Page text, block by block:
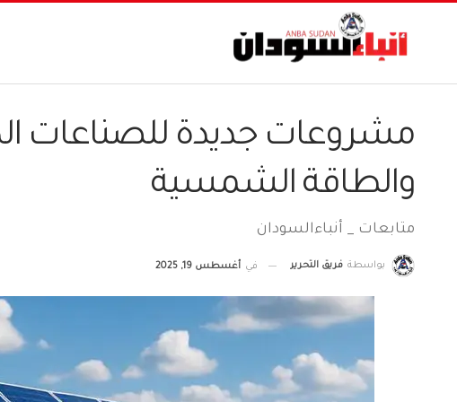
مشروعات جديدة للصناعات
والطاقة الشمسية
متابعات _ أنباءالسودان
بواسطة فريق التحرير في أغسطس 19, 2025